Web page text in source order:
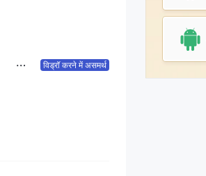
विड्रॉ करने में असमर्थ